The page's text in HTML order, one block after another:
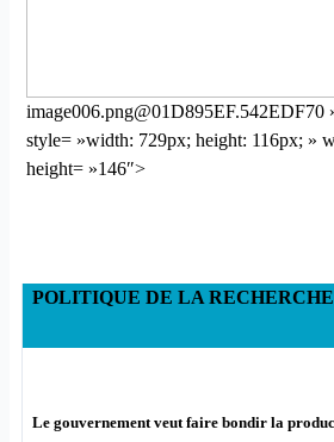
image006.png@01D895EF.542EDF70
style= »width: 729px; height: 116px; »
height= »146″>
POLITIQUE DE LA RECHERCHE
Le gouvernement veut faire bondir la